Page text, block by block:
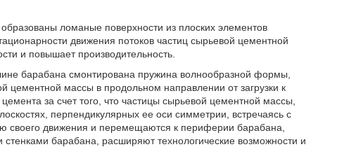
ломаные поверхности из плоских элементов
движения потоков частиц сырьевой цементной
и повышает производительность.
барабана смонтирована пружина волнообразной формы,
цементной массы в продольном направлении от загрузки к
за счет того, что частицы сырьевой цементной массы,
перпендикулярных ее оси симметрии, встречаясь с
своего движения и перемещаются к периферии барабана,
стенками барабана, расширяют технологические возможности и